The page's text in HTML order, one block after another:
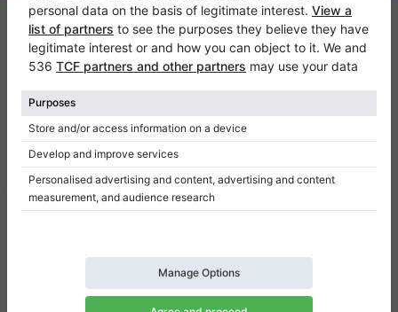
Klaviano
FAQ
Contatto
Chi siamo
Scrivi una recensione
Impostazioni per il consenso